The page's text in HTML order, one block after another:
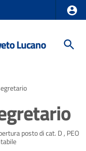
Lucano
posto di cat. D , PEO